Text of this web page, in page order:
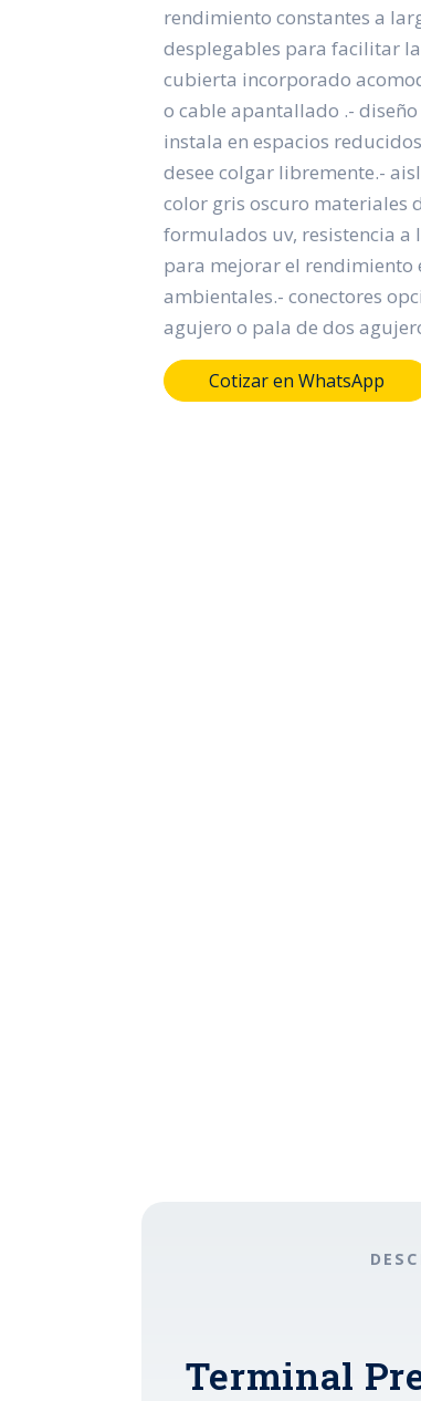
rendimiento constantes a
desplegables para facilitar
cubierta incorporado
o cable apantallado .-
instala en espacios
desee colgar libremente.-
color gris oscuro materiales
formulados uv, resistencia a
para mejorar el rendimiento
ambientales.- conectores
agujero o pala de dos
Cotizar en WhatsApp
Terminal